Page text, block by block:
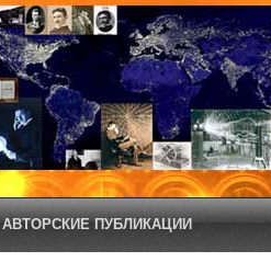
АВТОРСКИЕ ПУБЛИКАЦИИ